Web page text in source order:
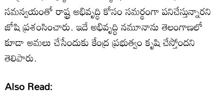
సమన్వయంతో రాష్ట్ర అభివృద్ధి కోసం సమర్థంగా పనిచేస్తున్నారని
జోషి ప్రశంసించారు. ఇదే అభివృద్ధి నమూనాను తెలంగాణలో
కూడా అమలు చేసేందుకు కేంద్ర ప్రభుత్వం కృషి చేస్తోందని
తెలిపారు.
Also Read: